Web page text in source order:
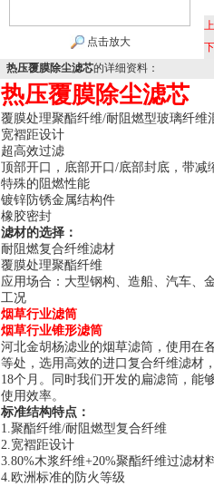
点击放大
热压覆膜除尘滤芯的详细资料：
热压覆膜除尘滤芯
覆膜处理聚酯纤维/耐阻燃型玻璃纤维
宽褶距设计
超高效过滤
顶部开口，底部开口/底部封底，带减
特殊的阻燃性能
镀锌防锈金属结构件
橡胶密封
滤材的选择：
耐阻燃复合纤维滤材
覆膜处理聚酯纤维
应用场合：大型钢构、造船、汽车、
工况
烟草行业滤筒
烟草行业锥形滤筒
河北金胡杨滤业的烟草滤筒，使用在
等处，选用高效的进口复合纤维滤材
18个月。同时我们开发的扁滤筒，能
使用效率。
标准结构特点：
1.聚酯纤维/耐阻燃型复合纤维
2.宽褶距设计
3.80%木浆纤维+20%聚酯纤维过滤材
4.欧洲标准的防火等级